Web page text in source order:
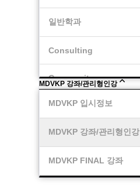
일반학과
Consulting
Community
MDVKP 강좌/관리형인강
MDVKP 입시정보
MDVKP 강좌/관리형인강
MDVKP FINAL 강좌